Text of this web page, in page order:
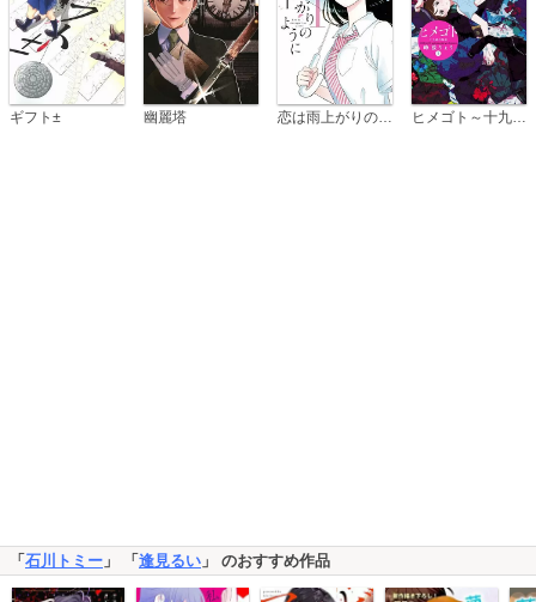
ギフト± 幽麗塔
「石川トミー 」 「逢見るい 」 のおすすめ作品